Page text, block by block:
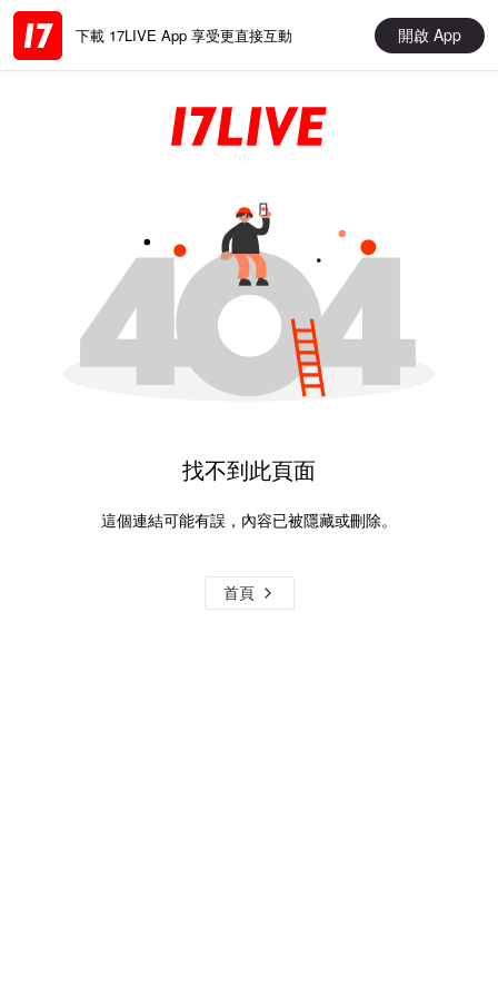
下載 17LIVE App 享受更直接互動 開啟 App
找不到此頁面
這個連結可能有誤，內容已被隱藏或刪除。
首頁